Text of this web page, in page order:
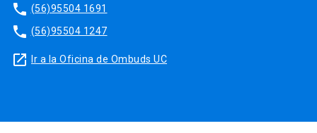
phone (56)95504 1691
phone (56)95504 1247
launch Ir a la Oficina de Ombuds UC